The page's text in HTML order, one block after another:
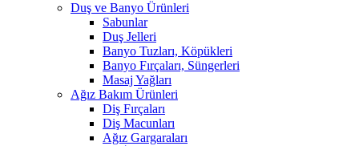
Duş ve Banyo Ürünleri
Sabunlar
Duş Jelleri
Banyo Tuzları, Köpükleri
Banyo Fırçaları, Süngerleri
Masaj Yağları
Ağız Bakım Ürünleri
Diş Fırçaları
Diş Macunları
Ağız Gargaraları